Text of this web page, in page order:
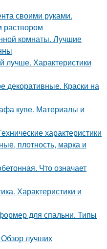
своими руками.
комнаты. Лучшие
лучше. Характеристики
декоративные. Краски на
купе. Материалы и
характеристики
плотность, марка и
Что означает
Характеристики и
для спальни. Типы
Обзор лучших